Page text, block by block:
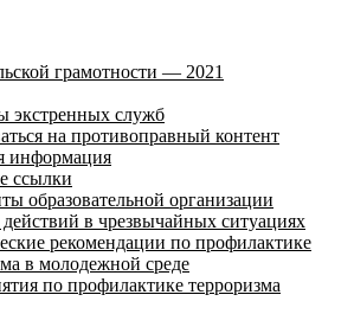
грамотности — 2021
экстренных служб
на противоправный контент
информация
ссылки
образовательной организации
в чрезвычайных ситуациях
рекомендации по профилактике
в молодежной среде
по профилактике терроризма